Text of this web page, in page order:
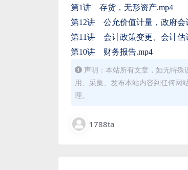
第1讲 存货，无形资产.mp4
第12讲 公允价值计量，政府会
第11讲 会计政策变更、会计估
第10讲 财务报告.mp4
声明：本站所有文章，如无特
用、采集、发布本站内容到任何网
理。
1788ta